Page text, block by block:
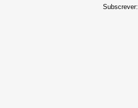
Subscrever: